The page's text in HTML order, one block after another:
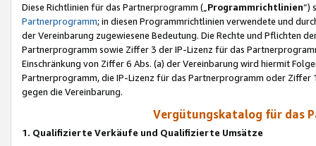
Diese Richtlinien für das Partnerprogramm („Programmrichtlinien“)
Partnerprogramm; in diesen Programmrichtlinien verwendete und
der Vereinbarung zugewiesene Bedeutung. Die Rechte und Pflichten
Partnerprogramm sowie Ziffer 3 der IP-Lizenz für das
Einschränkung von Ziffer 6 Abs. (a) der Vereinbarung wird hiermit
Partnerprogramm, die IP-Lizenz für das Partnerprogramm oder
gegen die Vereinbarung.
Vergütungskatalog für das
1. Qualifizierte Verkäufe und Qualifizierte Umsätze